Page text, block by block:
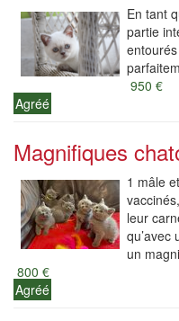
En tant
partie
950 €
Agréé
Magnifiques
1 mâle
leur
qu’avec
un
800 €
Agréé